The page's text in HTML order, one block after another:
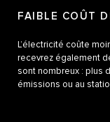
FAIBLE COÛT
L’électricité coûte
recevrez également
sont nombreux : plus
émissions ou au